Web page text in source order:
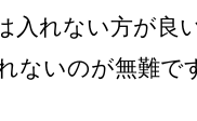
入れない方が良
ないのが無難で